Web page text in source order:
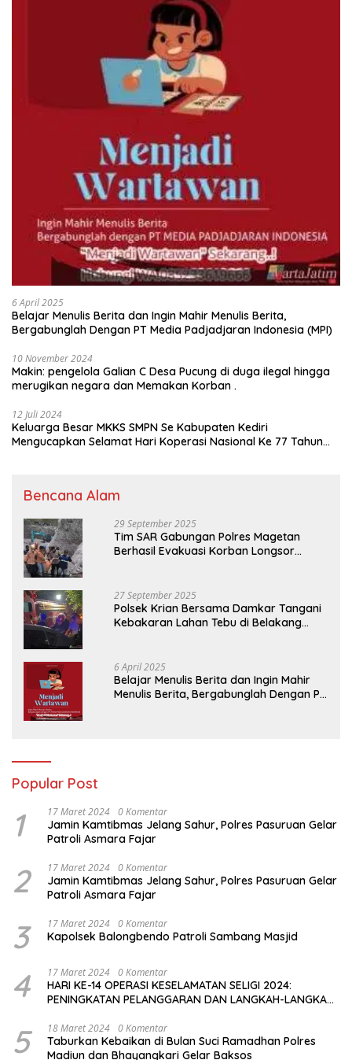
6 April 2025
Belajar Menulis Berita dan Ingin Mahir Menulis Berita,
Bergabunglah Dengan PT Media Padjadjaran Indonesia (MPI)
10 November 2024
Makin: pengelola Galian C Desa Pucung di duga ilegal hingga
merugikan negara dan Memakan Korban .
12 Juli 2024
Keluarga Besar MKKS SMPN Se Kabupaten Kediri
Mengucapkan Selamat Hari Koperasi Nasional Ke 77 Tahun
Bencana Alam
29 September 2025
Tim SAR Gabungan Polres Magetan
Berhasil Evakuasi Korban Longsor
27 September 2025
Polsek Krian Bersama Damkar Tangani
Kebakaran Lahan Tebu di Belakang
6 April 2025
Belajar Menulis Berita dan Ingin Mahir
Menulis Berita, Bergabunglah Dengan PT
Popular Post
1 17 Maret 2024 0 Komentar
Jamin Kamtibmas Jelang Sahur, Polres Pasuruan Gelar
Patroli Asmara Fajar
2 17 Maret 2024 0 Komentar
Jamin Kamtibmas Jelang Sahur, Polres Pasuruan Gelar
Patroli Asmara Fajar
3 17 Maret 2024 0 Komentar
Kapolsek Balongbendo Patroli Sambang Masjid
4 17 Maret 2024 0 Komentar
HARI KE-14 OPERASI KESELAMATAN SELIGI 2024:
PENINGKATAN PELANGGARAN DAN LANGKAH-LANGKAH
5 18 Maret 2024 0 Komentar
Taburkan Kebaikan di Bulan Suci Ramadhan Polres
Madiun dan Bhayangkari Gelar Baksos